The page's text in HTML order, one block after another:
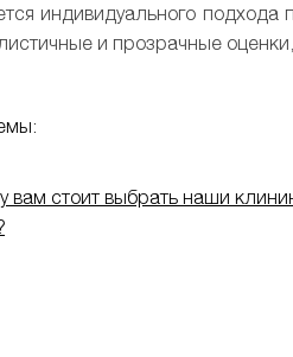
индивидуального
и прозрачные оценки,
вам стоит выбрать наши